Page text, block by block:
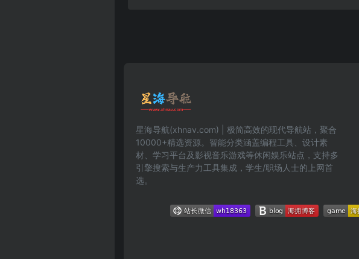
星海导航(xhnav.com) | 极简高效的现代导航站，聚合
10000+精选资源。智能分类涵盖编程工具、设计素
材、学习平台及影视音乐游戏等休闲娱乐站点，支持多
引擎搜索与生产力工具集成，学生/职场人士的上网首
选。